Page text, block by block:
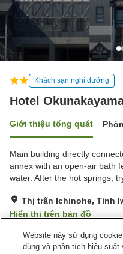
Khách sạn nghỉ dưỡng
Hotel
Giới thiệu tổng quát
Main building directly
annex with an open-air bath
water. After the hot springs,
Thị trấn Ichinohe, Tỉnh
Hiển thị trên bản đồ
Rất tốt Đánh giá:120
Website này sử dụng
dùng và phân tích hiệu